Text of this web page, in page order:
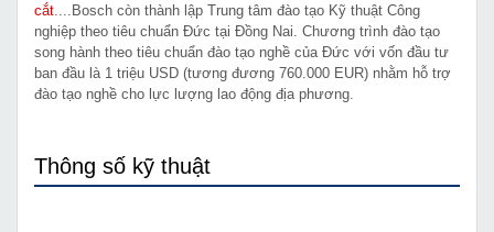
cắt....Bosch còn thành lập Trung tâm đào tạo Kỹ thuật Công
nghiệp theo tiêu chuẩn Đức tại Đồng Nai. Chương trình đào tạo
song hành theo tiêu chuẩn đào tạo nghề của Đức với vốn đầu tư
ban đầu là 1 triệu USD (tương đương 760.000 EUR) nhằm hỗ trợ
đào tạo nghề cho lực lượng lao động địa phương.
Thông số kỹ thuật